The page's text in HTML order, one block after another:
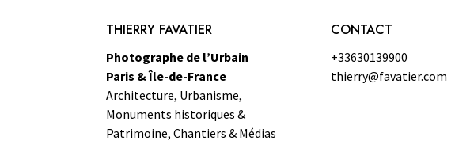
THIERRY FAVATIER
Photographe de l’Urbain
Paris & Île-de-France
Architecture, Urbanisme,
Monuments historiques &
Patrimoine, Chantiers & Médias
CONTACT
+33630139900
thierry@favatier.com